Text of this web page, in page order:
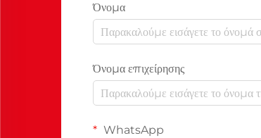
Όνομα
Όνομα επιχείρησης
WhatsApp